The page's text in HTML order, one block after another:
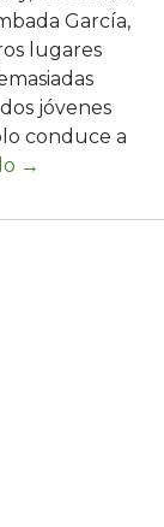
García,
lugares
jóvenes
conduce a